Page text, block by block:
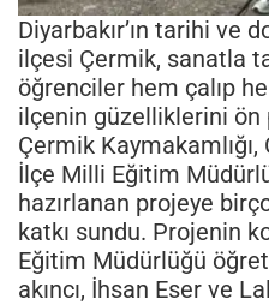
Diyarbakır’ın tarihi ve
ilçesi Çermik, sanatla
öğrenciler hem çalıp
ilçenin güzelliklerini ön
Çermik
İlçe Milli Eğitim
hazırlanan projeye
katkı sundu. Projenin
Eğitim Müdürlüğü
akıncı, İhsan Eser ve